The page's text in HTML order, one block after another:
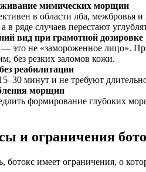
мимических морщин
в области лба,
ряде случаев перестают
вид при грамотной дозировке
это не «замороженное лицо».
без резких заломов кожи.
реабилитации
минут и не требуют
морщин
формирование глубоких
и ограничения
ботокс имеет ограничения, о